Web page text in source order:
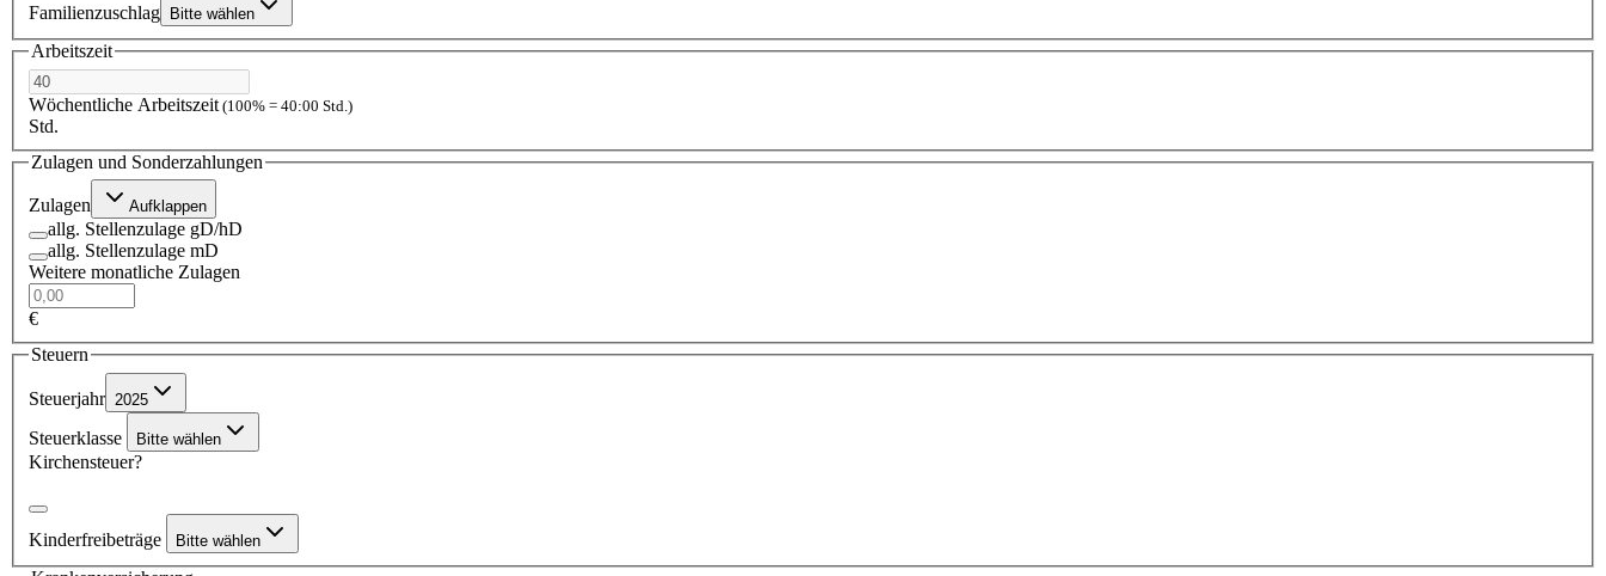
Familienzuschlag Bitte wählen
Arbeitszeit
Wöchentliche Arbeitszeit (100% = 40:00 Std.)
Std.
Zulagen und Sonderzahlungen
Zulagen Aufklappen
allg. Stellenzulage gD/hD
allg. Stellenzulage mD
Weitere monatliche Zulagen
€
Steuern
Steuerjahr 2025
Steuerklasse Bitte wählen
Kirchensteuer?
Kinderfreibeträge Bitte wählen